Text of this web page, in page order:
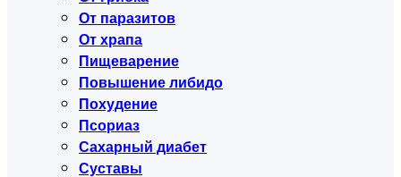
От паразитов
От храпа
Пищеварение
Повышение либидо
Похудение
Псориаз
Сахарный диабет
Суставы